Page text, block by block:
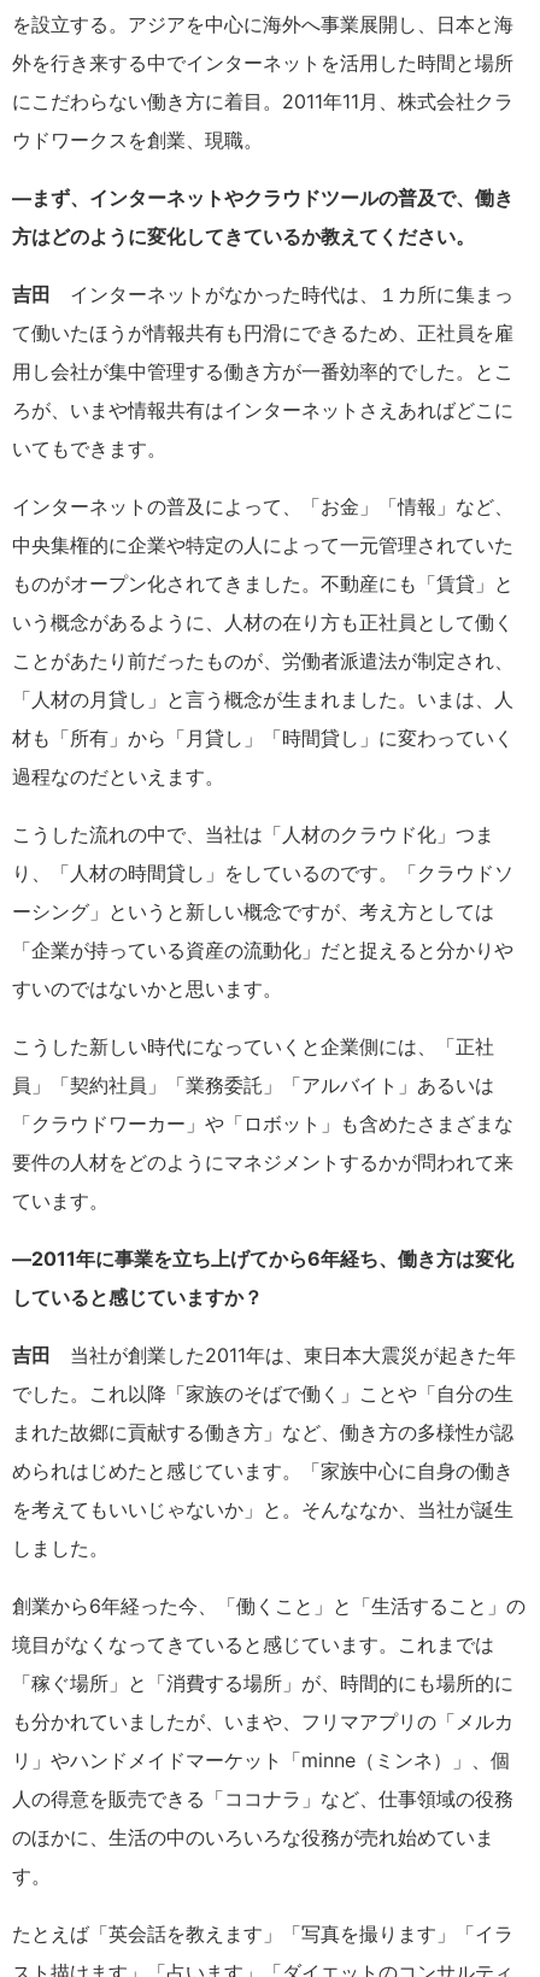
を設立する。アジアを中心に海外へ事業展開し、日本と海
外を行き来する中でインターネットを活用した時間と場所
にこだわらない働き方に着目。2011年11月、株式会社クラ
ウドワークスを創業、現職。
―まず、インターネットやクラウドツールの普及で、働き
方はどのように変化してきているか教えてください。
吉田
インターネットがなかった時代は、１カ所に集まっ
て働いたほうが情報共有も円滑にできるため、正社員を雇
用し会社が集中管理する働き方が一番効率的でした。とこ
ろが、いまや情報共有はインターネットさえあればどこに
いてもできます。
インターネットの普及によって、「お金」「情報」など、
中央集権的に企業や特定の人によって一元管理されていた
ものがオープン化されてきました。不動産にも「賃貸」と
いう概念があるように、人材の在り方も正社員として働く
ことがあたり前だったものが、労働者派遣法が制定され、
「人材の月貸し」と言う概念が生まれました。いまは、人
材も「所有」から「月貸し」「時間貸し」に変わっていく
過程なのだといえます。
こうした流れの中で、当社は「人材のクラウド化」つま
り、「人材の時間貸し」をしているのです。「クラウドソ
ーシング」というと新しい概念ですが、考え方としては
「企業が持っている資産の流動化」だと捉えると分かりや
すいのではないかと思います。
こうした新しい時代になっていくと企業側には、「正社
員」「契約社員」「業務委託」「アルバイト」あるいは
「クラウドワーカー」や「ロボット」も含めたさまざまな
要件の人材をどのようにマネジメントするかが問われて来
ています。
―2011年に事業を立ち上げてから6年経ち、働き方は変化
していると感じていますか？
吉田
当社が創業した2011年は、東日本大震災が起きた年
でした。これ以降「家族のそばで働く」ことや「自分の生
まれた故郷に貢献する働き方」など、働き方の多様性が認
められはじめたと感じています。「家族中心に自身の働き
を考えてもいいじゃないか」と。そんななか、当社が誕生
しました。
創業から6年経った今、「働くこと」と「生活すること」の
境目がなくなってきていると感じています。これまでは
「稼ぐ場所」と「消費する場所」が、時間的にも場所的に
も分かれていましたが、いまや、フリマアプリの「メルカ
リ」やハンドメイドマーケット「minne（ミンネ）」、個
人の得意を販売できる「ココナラ」など、仕事領域の役務
のほかに、生活の中のいろいろな役務が売れ始めていま
す。
たとえば「英会話を教えます」「写真を撮ります」「イラ